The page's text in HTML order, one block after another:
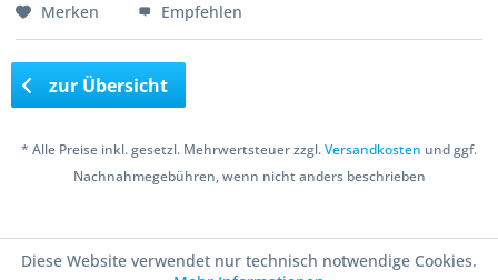
Merken Empfehlen
zur Übersicht
* Alle Preise inkl. gesetzl. Mehrwertsteuer zzgl.Versandkosten und ggf.
Nachnahmegebühren, wenn nicht anders beschrieben
Diese Website verwendet nur technisch notwendige Cookies.